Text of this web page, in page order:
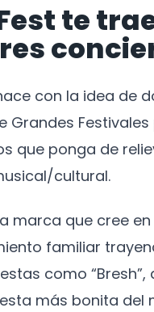
te
con la idea de
Grandes
que ponga de
cultural.
marca que cree
familiar
como
más bonita del